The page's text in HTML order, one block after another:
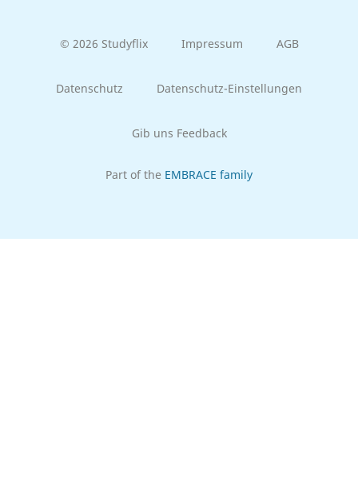
© 2026 Studyflix Impressum AGB
Datenschutz Datenschutz-Einstellungen
Gib uns Feedback
Part of the EMBRACE family